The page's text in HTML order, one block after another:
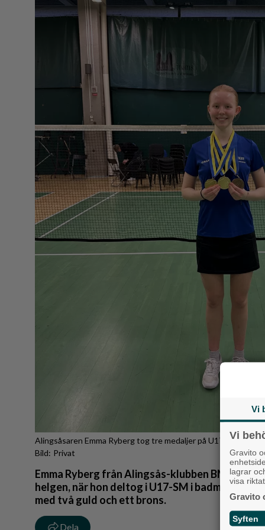
Reportage
Alingsåsaren Emma Ryberg tog tre medaljer på U17-SM i
Privat
Emma Ryberg från Alingsås-klubben BMK
helgen, när hon deltog i U17-SM i badminton i
med två guld och ett brons.
Dela
Vi
Vi
Gravito
lagrar
visa
Gravito
Syften